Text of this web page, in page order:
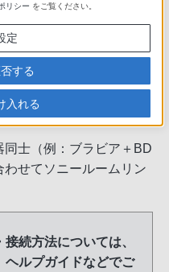
ただきました。
士（例：ブラビア＋BD
せてソニールームリン
続方法については、
ヘルプガイドなどでご
リシー をご覧ください。
定
する
入れる